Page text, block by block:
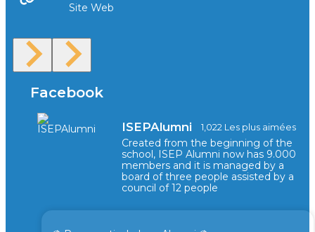
Site Web
Facebook
ISEPAlumni 1,022 Les plus aimées
Created from the beginning of the
school, ISEP Alumni now has 9.000
members and it is managed by a
board of three people assisted by a
council of 12 people